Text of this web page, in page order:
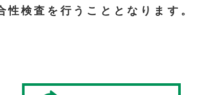
性検査を行うこととなります。